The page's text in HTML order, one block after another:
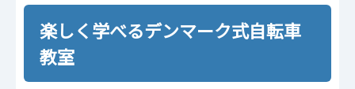
楽しく学べるデンマーク式自転車
教室